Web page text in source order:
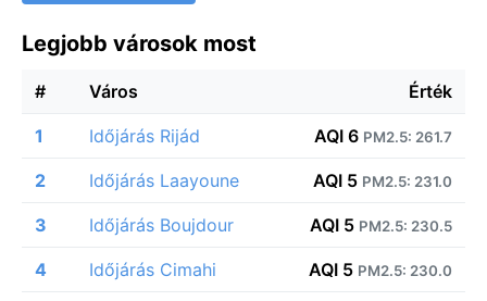
Legjobb városok most
# Város Érték
1 Időjárás Rijád AQI 6 PM2.5: 261.7
2 Időjárás Laayoune AQI 5 PM2.5: 231.0
3 Időjárás Boujdour AQI 5 PM2.5: 230.5
4 Időjárás Cimahi AQI 5 PM2.5: 230.0